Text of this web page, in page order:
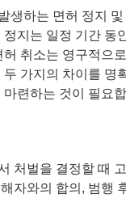
생하는 면허 정지
지는 일정 기간 동
취소는 영구적으
가지의 차이를 명
련하는 것이 필요
처벌을 결정할 때
자와의 합의, 범행